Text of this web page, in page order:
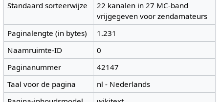
Standaard sorteerwijze
22 kanalen in 27 MC-band
vrijgegeven voor zendamateurs
Paginalengte (in bytes)
1.231
Naamruimte-ID
0
Paginanummer
42147
Taal voor de pagina
nl - Nederlands